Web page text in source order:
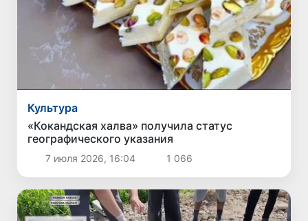
Культура
«Кокандская халва» получила статус
географического указания
7 июля 2026, 16:04 1 066